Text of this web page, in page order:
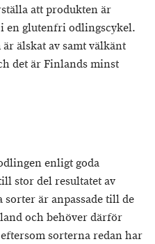
att produkten är
en glutenfri odlingscykel.
älskat av samt välkänt
det är Finlands minst
enligt goda
stor del resultatet av
är anpassade till de
och behöver därför
sorterna redan har